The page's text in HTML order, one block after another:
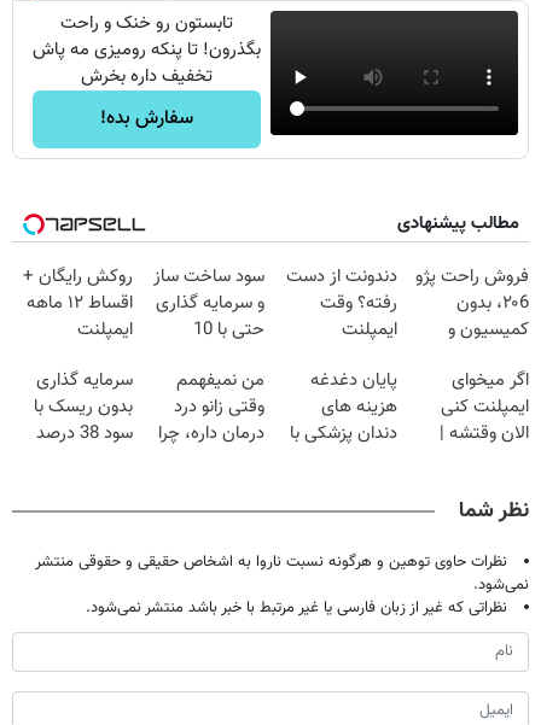
تابستون رو خنک و راحت
بگذرون! تا پنکه رومیزی مه پاش
تخفیف داره بخرش
سفارش بده!
مطالب پیشنهادی
فروش راحت پژو
۲۰6، بدون
کمیسیون و
دندونت از دست
رفته؟ وقت
ایمپلنت
سود ساخت ساز
و سرمایه گذاری
حتی با 10
روکش رایگان +
اقساط ۱۲ ماهه
ایمپلنت
اگر میخوای
ایمپلنت کنی
الان وقتشه |
پایان دغدغه
هزینه های
دندان پزشکی با
من نمیفهمم
وقتی زانو درد
درمان داره، چرا
سرمایه گذاری
بدون ریسک با
سود 38 درصد
نظر شما
نظرات حاوی توهین و هرگونه نسبت ناروا به اشخاص حقیقی و حقوقی منتشر
نمی‌شود.
نظراتی که غیر از زبان فارسی یا غیر مرتبط با خبر باشد منتشر نمی‌شود.